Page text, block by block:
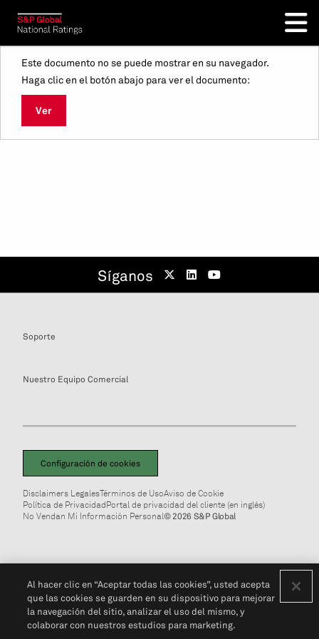
Este documento no se puede mostrar en su navegador.
Haga clic en el botón abajo para ver el documento:
Ver
Síganos
Soporte
Nuestro Equipo Comercial
Configuración de cookies
Disclaimers LegalesTérminos de UsoAviso de Cookie
Política de PrivacidadPortal de privacidad del cliente (en inglés)
No Vendan Mi Información Personal© 2026 S&P Global
Al hacer clic en “Aceptar todas las cookies”, usted acepta
que las cookies se guarden en su dispositivo para mejorar
la navegación del sitio, analizar el uso del mismo, y
colaborar con nuestros estudios para marketing.